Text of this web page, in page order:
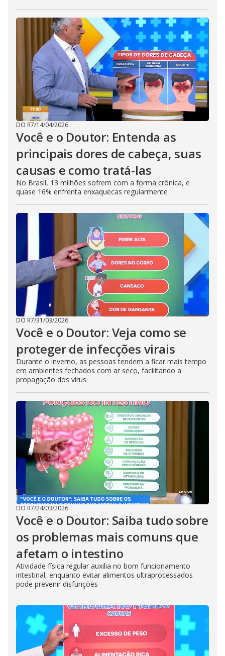
DO R7/14/04/2026
Você e o Doutor: Entenda as
principais dores de cabeça, suas
causas e como tratá-las
No Brasil, 13 milhões sofrem com a forma crônica, e
quase 16% enfrenta enxaquecas regularmente
DO R7/31/03/2026
Você e o Doutor: Veja como se
proteger de infecções virais
Durante o inverno, as pessoas tendem a ficar mais tempo
em ambientes fechados com ar seco, facilitando a
propagação dos vírus
DO R7/24/03/2026
Você e o Doutor: Saiba tudo sobre
os problemas mais comuns que
afetam o intestino
Atividade física regular auxilia no bom funcionamento
intestinal, enquanto evitar alimentos ultraprocessados
pode prevenir disfunções